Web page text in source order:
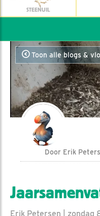
STEENUIL
Toon alle blogs &
Door Erik
Erik Petersen | zondag